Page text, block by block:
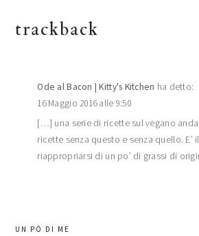
trackback
Ode al Bacon | Kitty's Kitchen ha detto:
16 Maggio 2016 alle 9:50
[…] una serie di ricette sul vegano
ricette senza questo e senza quello. E’
riappropriarsi di un po’ di grassi di
barra
UN PÒ DI ME